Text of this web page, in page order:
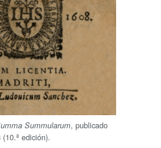
Summularum, publicado
edición).